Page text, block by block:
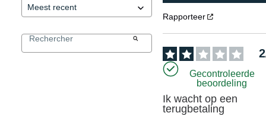
Rapporteer
2
Gecontroleerde
beoordeling
Ik wacht op een
terugbetaling